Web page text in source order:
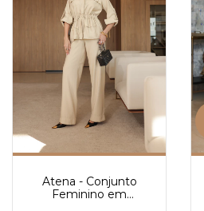
Atena - Conjunto
Feminino em